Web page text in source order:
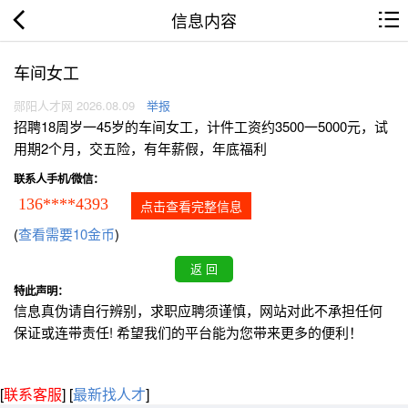
信息内容
车间女工
郧阳人才网 2026.08.09 举报
招聘18周岁一45岁的车间女工，计件工资约3500一5000元，试
用期2个月，交五险，有年薪假，年底福利
联系人手机/微信：
136****4393 点击查看完整信息
(查看需要10金币)
特此声明：
信息真伪请自行辨别，求职应聘须谨慎，网站对此不承担任何
保证或连带责任! 希望我们的平台能为您带来更多的便利！
[联系客服] [最新找人才]